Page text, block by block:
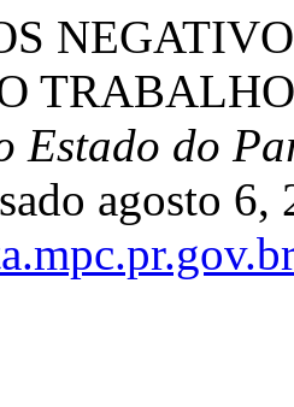
Estado do
agosto 6,